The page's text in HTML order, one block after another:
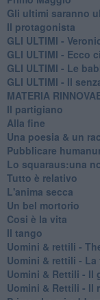
Gli ultimi saranno
Il protagonista
GLI ULTIMI -
GLI ULTIMI - Ecco
GLI ULTIMI - Le
GLI ULTIMI - Il
MATERIA
Il partigiano
Alla fine
Una poesia & un
Pubblicare
Lo squaraus:una
Tutto è relativo
L'anima secca
Un bel mortorio
Cosi è la vita
Il tango
​Uomini & rettili -
​Uomini & rettili -
Uomini & Rettili - Il
Uomini & Rettili - Il